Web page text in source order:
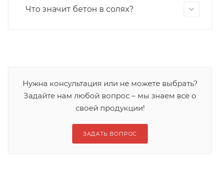
Что значит бетон в солях?
Нужна консультация или не можете выбрать?
Задайте нам любой вопрос – мы знаем все о
своей продукции!
ЗАДАТЬ ВОПРОС